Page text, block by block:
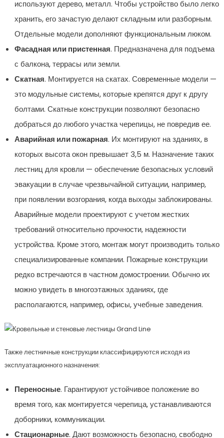
используют дерево, металл. Чтобы устройство было легко
хранить, его зачастую делают складным или разборным.
Отдельные модели дополняют функциональным люком.
Фасадная или пристенная. Предназначена для подъема
с балкона, террасы или земли.
Скатная. Монтируется на скатах. Современные модели —
это модульные системы, которые крепятся друг к другу
болтами. Скатные конструкции позволяют безопасно
добраться до любого участка черепицы, не повредив ее.
Аварийная или пожарная. Их монтируют на зданиях, в
которых высота окон превышает 3,5 м. Назначение таких
лестниц для кровли — обеспечение безопасных условий
эвакуации в случае чрезвычайной ситуации, например,
при появлении возгорания, когда выходы заблокированы.
Аварийные модели проектируют с учетом жестких
требований относительно прочности, надежности
устройства. Кроме этого, монтаж могут производить только
специализированные компании. Пожарные конструкции
редко встречаются в частном домостроении. Обычно их
можно увидеть в многоэтажных зданиях, где
располагаются, например, офисы, учебные заведения.
Также лестничные конструкции классифицируются исходя из
эксплуатационного назначения:
Переносные. Гарантируют устойчивое положение во
время того, как монтируется черепица, устанавливаются
доборники, коммуникации.
Стационарные. Дают возможность безопасно, свободно